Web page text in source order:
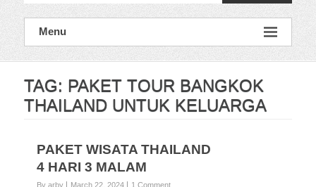
Menu
TAG: PAKET TOUR BANGKOK
THAILAND UNTUK KELUARGA
PAKET WISATA THAILAND
4 HARI 3 MALAM
By arby March 22, 2024 1 Comment